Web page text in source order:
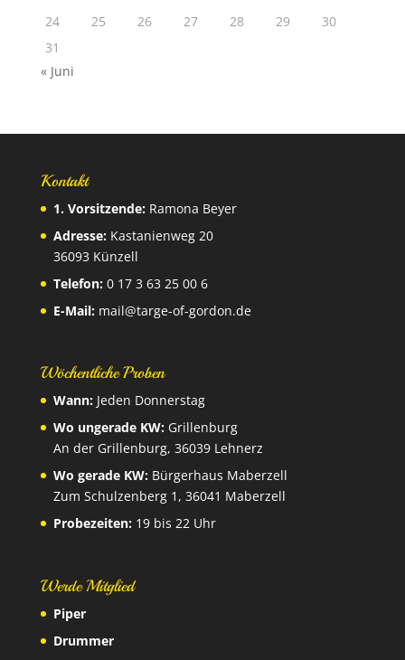
24
25 26 27 28 29
30
31
« Juni
Kontakt
1. Vorsitzende:Ramona Beyer
Adresse:Kastanienweg 20
36093 Künzell
Telefon:0 17 3 63 25 00 6
E-Mail: mail@targe-of-gordon.de
Wöchentliche Proben
Wann:Jeden Donnerstag
Wo ungerade KW:Grillenburg
An der Grillenburg, 36039 Lehnerz
Wo gerade KW:Bürgerhaus Maberzell
Zum Schulzenberg 1, 36041 Maberzell
Probezeiten:19 bis 22 Uhr
Werde Mitglied
Piper
Drummer